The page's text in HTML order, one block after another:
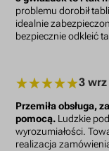
problemu dorobił
idealnie
bezpiecznie odkleić
3
Przemiła obsługa,
pomocą. Ludzkie
wyrozumiałości.
realizacja